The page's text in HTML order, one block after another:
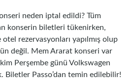
neden iptal edildi? Tüm
konserin biletleri tükenirken,
rezervasyonları yapılmış olup
değil. Mem Ararat konseri var
Perşembe günü Volkswagen
Biletler Passo’dan temin edilebilir!